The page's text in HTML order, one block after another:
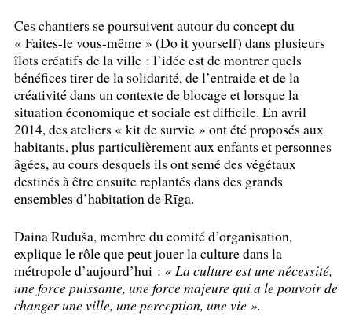
Ces chantiers se poursuivent autour du concept du
« Faites-le vous-même » (Do it yourself) dans plusieurs
îlots créatifs de la ville : l’idée est de montrer quels
bénéfices tirer de la solidarité, de l’entraide et de la
créativité dans un contexte de blocage et lorsque la
situation économique et sociale est difficile. En avril
2014, des ateliers « kit de survie » ont été proposés aux
habitants, plus particulièrement aux enfants et personnes
âgées, au cours desquels ils ont semé des végétaux
destinés à être ensuite replantés dans des grands
ensembles d’habitation de Rīga.
Daina Ruduša, membre du comité d’organisation,
explique le rôle que peut jouer la culture dans la
métropole d’aujourd’hui : « La culture est une nécessité,
une force puissante, une force majeure qui a le pouvoir de
changer une ville, une perception, une vie ».